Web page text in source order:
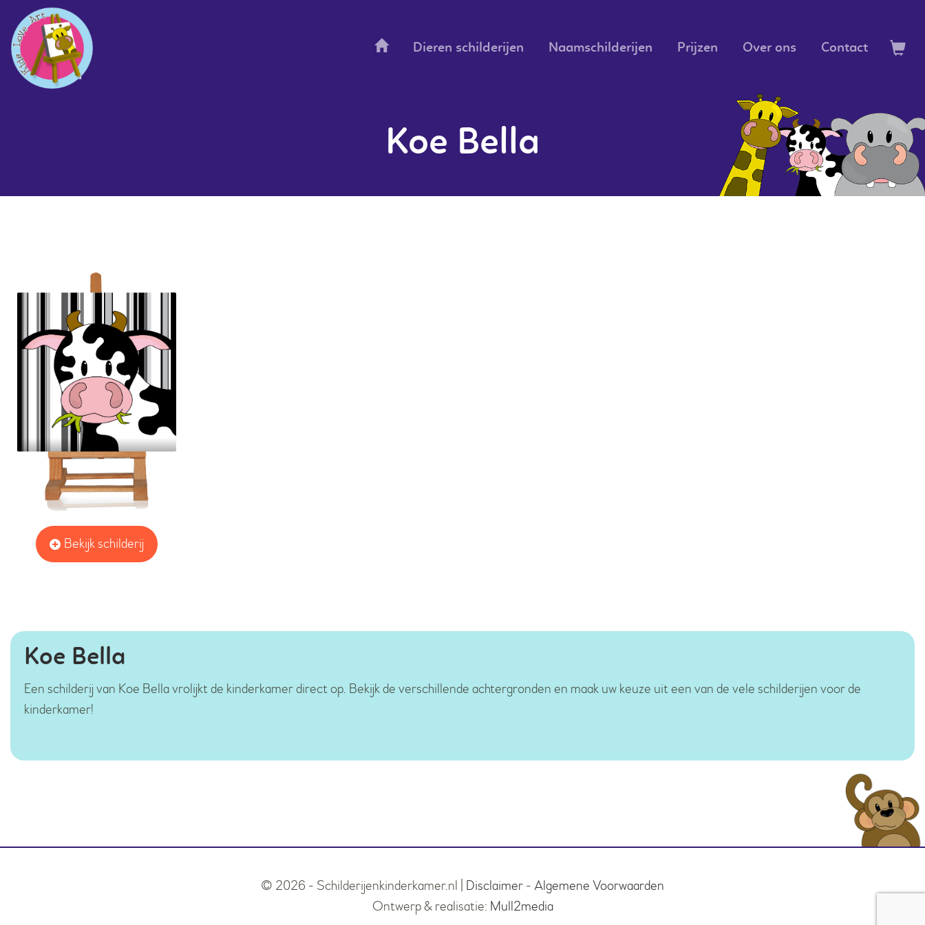
Dieren schilderijen Naamschilderijen Prijzen Over ons Contact
Koe Bella
Bekijk schilderij
Koe Bella
Een schilderij van Koe Bella vrolijkt de kinderkamer direct op. Bekijk de verschillende achtergronden en maak uw keuze uit een van de vele schilderijen voor de
kinderkamer!
© 2026 - Schilderijenkinderkamer.nl | Disclaimer - Algemene Voorwaarden
Ontwerp & realisatie: Mull2media